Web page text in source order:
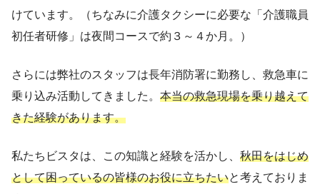
けています。（ちなみに介護タクシーに必要な「介護職員
初任者研修」は夜間コースで約３～４か月。）
さらには弊社のスタッフは長年消防署に勤務し、救急車に
乗り込み活動してきました。 本当の救急現場を乗り越えて
きた経験があります。
私たちビスタは、この知識と経験を活かし、 秋田をはじめ
として困っているの皆様のお役に立ちたいと考えておりま